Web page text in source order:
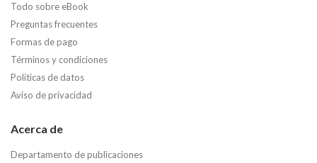
Todo sobre eBook
Preguntas frecuentes
Formas de pago
Términos y condiciones
Políticas de datos
Aviso de privacidad
Acerca de
Departamento de publicaciones